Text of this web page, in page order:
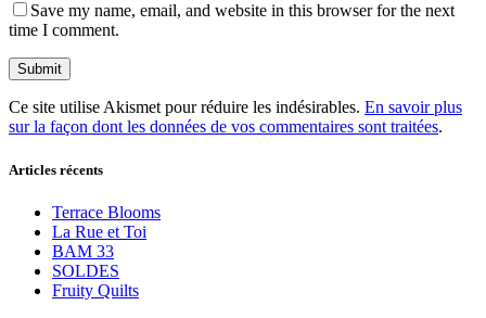
Save my name, email, and website in this browser for the next
time I comment.
Ce site utilise Akismet pour réduire les indésirables. En savoir plus
sur la façon dont les données de vos commentaires sont traitées.
Articles récents
Terrace Blooms
La Rue et Toi
BAM 33
SOLDES
Fruity Quilts